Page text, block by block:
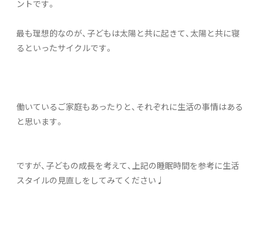
ントです。
最も理想的なのが、子どもは太陽と共に起きて、太陽と共に寝
るといったサイクルです。
働いているご家庭もあったりと、それぞれに生活の事情はある
と思います。
ですが、子どもの成長を考えて、上記の睡眠時間を参考に生活
スタイルの見直しをしてみてください♩